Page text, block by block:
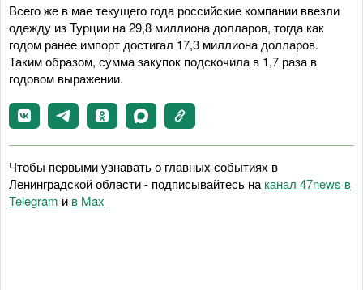
Всего же в мае текущего года российские компании ввезли
одежду из Турции на 29,8 миллиона долларов, тогда как
годом ранее импорт достигал 17,3 миллиона долларов.
Таким образом, сумма закупок подскочила в 1,7 раза в
годовом выражении.
Чтобы первыми узнавать о главных событиях в
Ленинградской области - подписывайтесь на канал 47news в
Telegram и в Maх